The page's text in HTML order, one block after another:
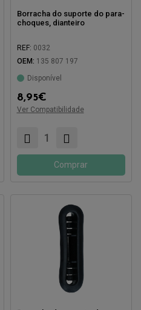
Borracha do suporte do para-
choques, dianteiro
REF: 0032
OEM: 135 807 197
Disponível
8,95€
Ver Compatibilidade
Comprar